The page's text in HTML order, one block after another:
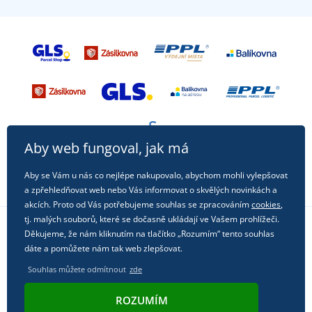
Sledujte nás na sociálních sítích
Aby web fungoval, jak má
Aby se Vám u nás co nejlépe nakupovalo, abychom mohli vylepšovat
a zpřehledňovat web nebo Vás informovat o skvělých novinkách a
akcích. Proto od Vás potřebujeme souhlas se zpracovánímcookies,
tj. malých souborů, které se dočasně ukládají ve Vašem prohlížeči.
Děkujeme, že nám kliknutím na tlačítko „Rozumím“ tento souhlas
dáte a pomůžete nám tak web zlepšovat.
Souhlas můžete odmítnout zde
ROZUMÍM